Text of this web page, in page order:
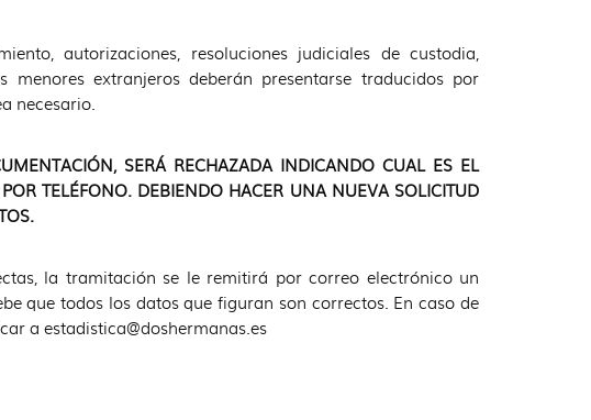
autorizaciones, resoluciones judiciales de custodia,
extranjeros deberán presentarse traducidos por
necesario.
SERÁ RECHAZADA INDICANDO CUAL ES EL
TELÉFONO. DEBIENDO HACER UNA NUEVA SOLICITUD
la tramitación se le remitirá por correo electrónico un
que todos los datos que figuran son correctos. En caso de
a estadistica@doshermanas.es